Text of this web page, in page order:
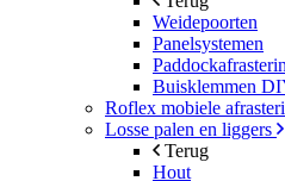
Weidepoorten
Panelsystemen
Buisklemmen
Roflex mobiele
Losse palen en liggers
Terug
Hout